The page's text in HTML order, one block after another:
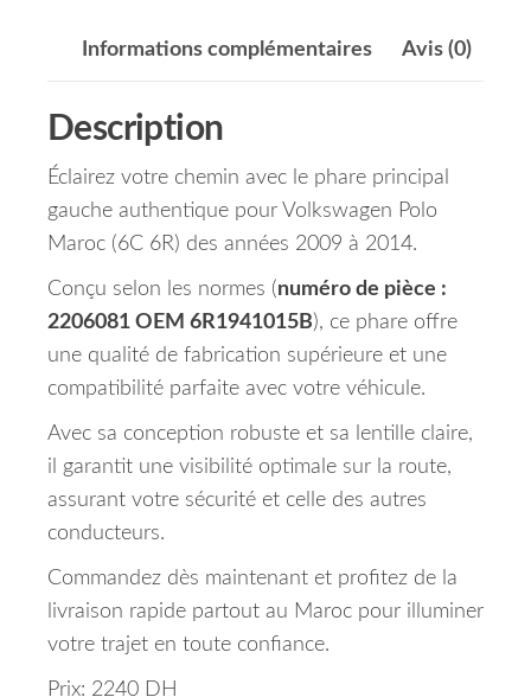
Informations complémentaires Avis (0)
Description
Éclairez votre chemin avec le phare principal
gauche authentique pour Volkswagen Polo
Maroc (6C 6R) des années 2009 à 2014.
Conçu selon les normes (numéro de pièce :
2206081 OEM 6R1941015B), ce phare offre
une qualité de fabrication supérieure et une
compatibilité parfaite avec votre véhicule.
Avec sa conception robuste et sa lentille claire,
il garantit une visibilité optimale sur la route,
assurant votre sécurité et celle des autres
conducteurs.
Commandez dès maintenant et profitez de la
livraison rapide partout au Maroc pour illuminer
votre trajet en toute confiance.
Prix: 2240 DH